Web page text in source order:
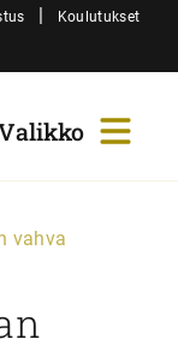
| Koulutukset
vahva